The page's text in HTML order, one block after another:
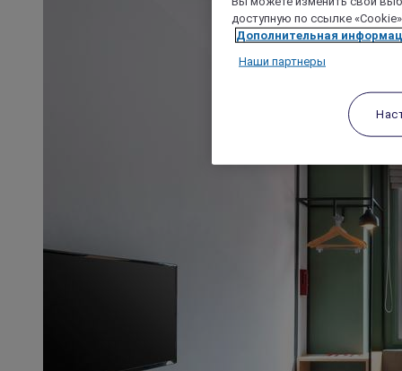
доступную по ссылке
Дополнительная
Наши партнеры